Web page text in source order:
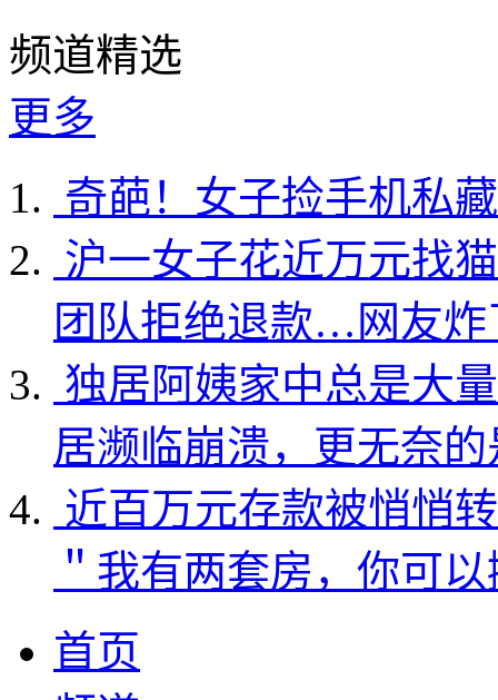
频道精选
更多
奇葩！女子捡手机私
沪一女子花近万元找
团队拒绝退款…网友炸
独居阿姨家中总是大
居濒临崩溃，更无奈
近百万元存款被悄悄
＂我有两套房，你可
首页